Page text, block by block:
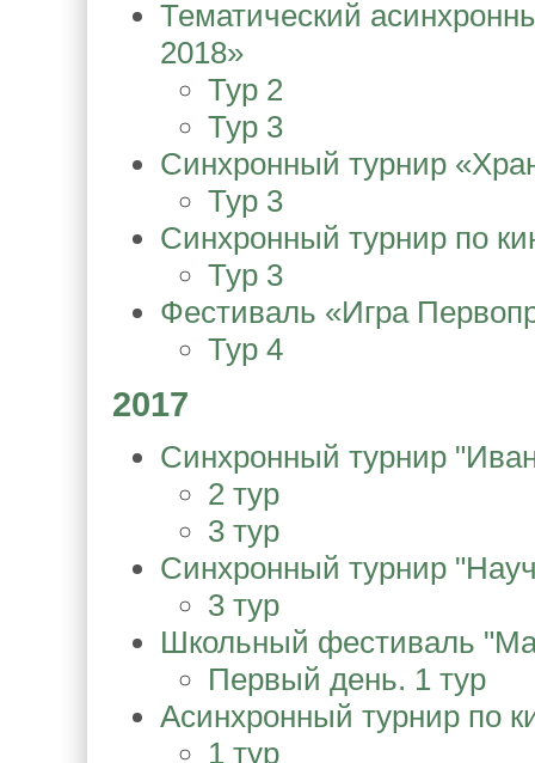
Тематический
2018»
Тур 2
Тур 3
Синхронный турнир
Тур 3
Синхронный турнир по
Тур 3
Фестиваль «Игра
Тур 4
2017
Синхронный турнир
2 тур
3 тур
Синхронный турнир
3 тур
Школьный фестиваль
Первый день. 1 тур
Асинхронный турнир по
1 тур